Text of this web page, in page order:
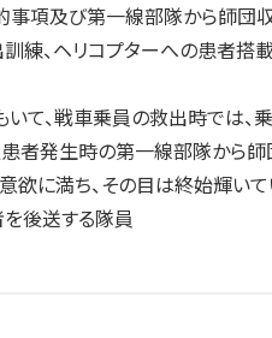
事項及び第一線部隊から師
練、ヘリコプターへの患者
て、戦車乗員の救出時では
者発生時の第一線部隊から師
に満ち、その目は終始輝いて
後送する隊員